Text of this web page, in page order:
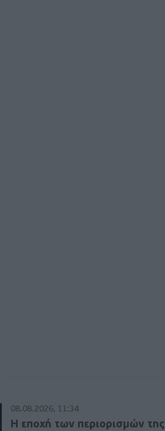
08.08.2026, 11:34
Η εποχή των περιορισμών της